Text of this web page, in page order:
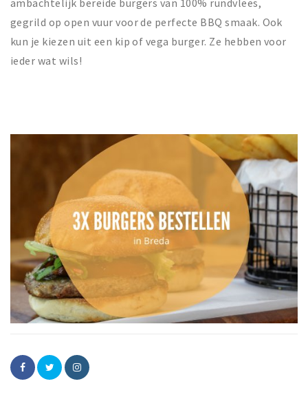
gegrild op open vuur voor de perfecte BBQ smaak. Ook
kun je kiezen uit een kip of vega burger. Ze hebben voor
ieder wat wils!